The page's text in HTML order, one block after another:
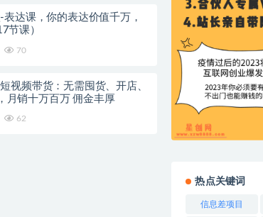
表达课，你的表达价值千万，
节课）
70
视频带货：无需囤货、开店、
月销十万百万 佣金丰厚
62
热点关键词
信息差项目